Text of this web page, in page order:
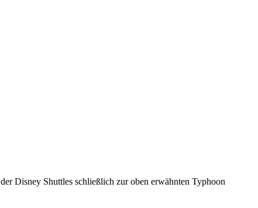
Disney Shuttles schließlich zur oben erwähnten Typhoon